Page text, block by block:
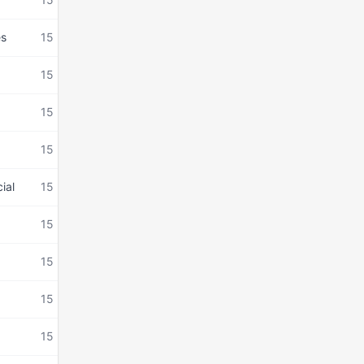
15 mars 2026
15 mars 2026
15 mars 2026
15 mars 2026
15 mars 2026
15 mars 2026
15 mars 2026
15 mars 2026
15 mars 2026